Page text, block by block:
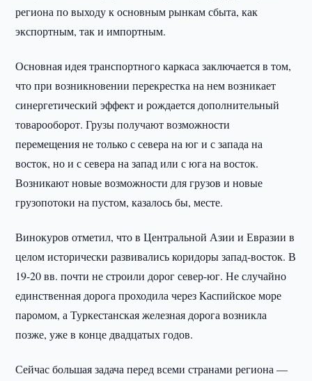
региона по выходу к основным рынкам сбыта, как
экспортным, так и импортным.
Основная идея транспортного каркаса заключается в том,
что при возникновении перекрестка на нем возникает
синергетический эффект и рождается дополнительный
товарооборот. Грузы получают возможности
перемещения не только с севера на юг и с запада на
восток, но и с севера на запад или с юга на восток.
Возникают новые возможности для грузов и новые
грузопотоки на пустом, казалось бы, месте.
Винокуров отметил, что в Центральной Азии и Евразии в
целом исторически развивались коридоры запад-восток. В
19-20 вв. почти не строили дорог север-юг. Не случайно
единственная дорога проходила через Каспийское море
паромом, а Туркестанская железная дорога возникла
позже, уже в конце двадцатых годов.
Сейчас большая задача перед всеми странами региона —